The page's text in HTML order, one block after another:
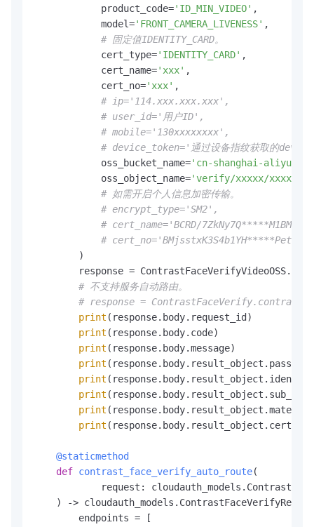
            product_code=
'ID_MIN_VIDEO' ,
            model=
'FRONT_CAMERA_LIVENESS' ,
# 固定值IDENTITY_CARD。
            cert_type=
'IDENTITY_CARD' ,
            cert_name=
'xxx' ,
            cert_no=
'xxx' ,
# ip='114.xxx.xxx.xxx',
# user_id='用户ID',
# mobile='130xxxxxxxx',
# device_token='通过设备指纹获取的
            oss_bucket_name=
'cn-shanghai-aliyun-
            oss_object_name=
'verify/xxxxx/
# 如需开启个人信息加密传输。
# encrypt_type='SM2',
# cert_name='BCRD/
#
        )
response =
# 不支持服务自动路由。
# response =
print (response.body.request_id)
print (response.body.code)
print (response.body.message)
print (response.body.result_object.passed)
print
print
print
print
    @staticmethod
def contrast_face_verify_auto_route(
request:
) ->
        endpoints = [